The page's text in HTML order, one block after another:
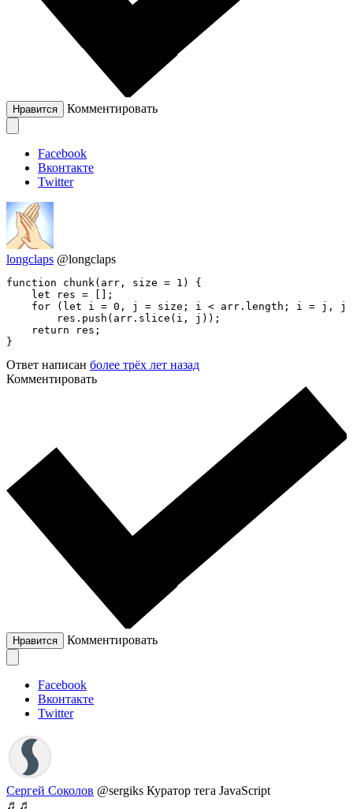
Нравится Комментировать
Facebook
Вконтакте
Twitter
longclaps @longclaps
function chunk(arr, size = 1) {
    let res = [];
for (let i = 0, j = size; i < arr.length; i = j, j
        res.push(arr.slice(i, j));
    return res;
}
Ответ написан более трёх лет назад
Комментировать
Нравится Комментировать
Facebook
Вконтакте
Twitter
Сергей Соколов @sergiks Куратор тега JavaScript
♬♬